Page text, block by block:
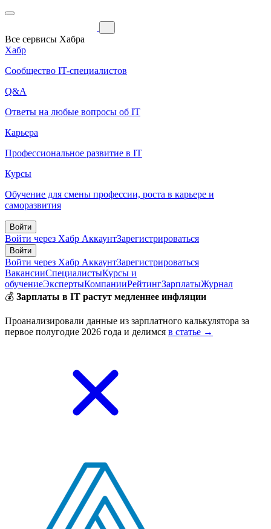
Все сервисы Хабра
Хабр
Сообщество IT-специалистов
Q&A
Ответы на любые вопросы об IT
Карьера
Профессиональное развитие в IT
Курсы
Обучение для смены профессии, роста в карьере и
саморазвития
Войти
Войти через Хабр АккаунтЗарегистрироваться
Войти
Войти через Хабр АккаунтЗарегистрироваться
ВакансииСпециалистыКурсы и
обучениеЭкспертыКомпанииРейтингЗарплатыЖурнал
💰 Зарплаты в IT растут медленнее инфляции
Проанализировали данные из зарплатного калькулятора за
первое полугодие 2026 года и делимся в статье →